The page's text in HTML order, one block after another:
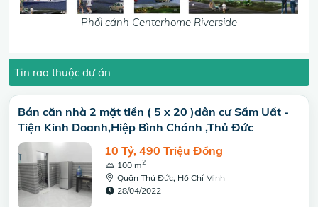
Phối cảnh Centerhome Riverside
Tin rao thuộc dự án
Bán căn nhà 2 mặt tiền ( 5 x 20 )dân cư Sầm Uất -
Tiện Kinh Doanh,Hiệp Bình Chánh ,Thủ Đức
10 Tỷ, 490 Triệu Đồng
100 m2
Quận Thủ Đức, Hồ Chí Minh
28/04/2022